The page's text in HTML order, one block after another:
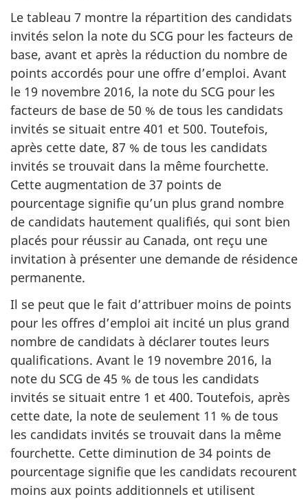
Le tableau 7 montre la répartition des candidats
invités selon la note du SCG pour les facteurs de
base, avant et après la réduction du nombre de
points accordés pour une offre d’emploi. Avant
le 19 novembre 2016, la note du SCG pour les
facteurs de base de 50 % de tous les candidats
invités se situait entre 401 et 500. Toutefois,
après cette date, 87 % de tous les candidats
invités se trouvait dans la même fourchette.
Cette augmentation de 37 points de
pourcentage signifie qu’un plus grand nombre
de candidats hautement qualifiés, qui sont bien
placés pour réussir au Canada, ont reçu une
invitation à présenter une demande de résidence
permanente.
Il se peut que le fait d’attribuer moins de points
pour les offres d’emploi ait incité un plus grand
nombre de candidats à déclarer toutes leurs
qualifications. Avant le 19 novembre 2016, la
note du SCG de 45 % de tous les candidats
invités se situait entre 1 et 400. Toutefois, après
cette date, la note de seulement 11 % de tous
les candidats invités se trouvait dans la même
fourchette. Cette diminution de 34 points de
pourcentage signifie que les candidats recourent
moins aux points additionnels et utilisent